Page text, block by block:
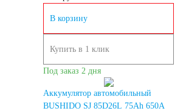
В корзину
Купить в 1 клик
Под заказ 2 дня
Аккумулятор автомобильный
BUSHIDO SJ 85D26L 75Ah 650A